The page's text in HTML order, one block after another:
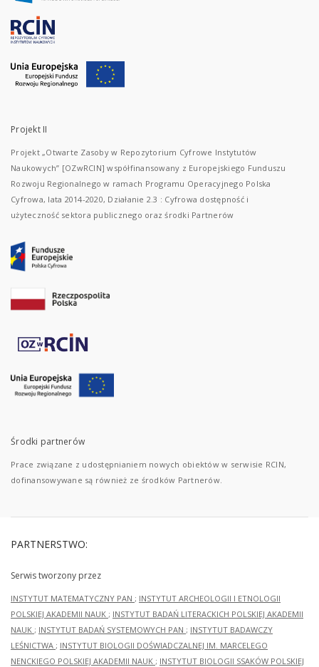
Projekt II
Projekt „Otwarte Zasoby w Repozytorium Cyfrowe Instytutów
Naukowych” [OZwRCIN] współfinansowany z Europejskiego Funduszu
Rozwoju Regionalnego w ramach Programu Operacyjnego Polska
Cyfrowa, lata 2014-2020, Działanie 2.3 : Cyfrowa dostępność i
użyteczność sektora publicznego oraz środki Partnerów
Środki partnerów
Prace związane z udostępnianiem nowych obiektów w serwisie RCIN,
dofinansowywane są również ze środków Partnerów.
PARTNERSTWO:
Serwis tworzony przez
INSTYTUT MATEMATYCZNY PAN ; INSTYTUT ARCHEOLOGII I ETNOLOGII
POLSKIEJ AKADEMII NAUK ; INSTYTUT BADAŃ LITERACKICH POLSKIEJ AKADEMII
NAUK ; INSTYTUT BADAŃ SYSTEMOWYCH PAN ; INSTYTUT BADAWCZY
LEŚNICTWA ; INSTYTUT BIOLOGII DOŚWIADCZALNEJ IM. MARCELEGO
NENCKIEGO POLSKIEJ AKADEMII NAUK ; INSTYTUT BIOLOGII SSAKÓW POLSKIEJ